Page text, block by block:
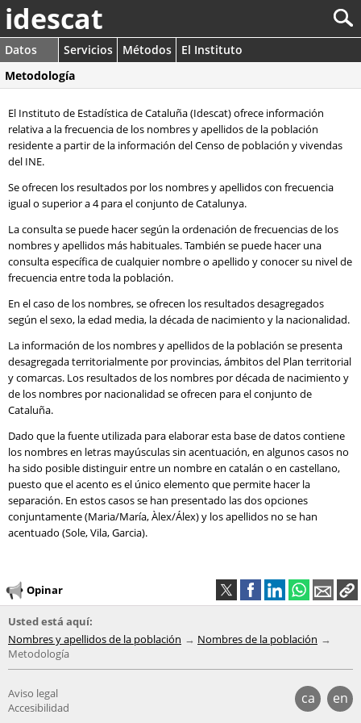
idescat
Datos Servicios Métodos
El Instituto
Metodología
El Instituto de Estadística de Cataluña (Idescat) ofrece información
relativa a la frecuencia de los nombres y apellidos de la población
residente a partir de la información del Censo de población y vivendas
del INE.
Se ofrecen los resultados por los nombres y apellidos con frecuencia
igual o superior a 4 para el conjunto de Catalunya.
La consulta se puede hacer según la ordenación de frecuencias de los
nombres y apellidos más habituales. También se puede hacer una
consulta específica de cualquier nombre o apellido y conocer su nivel de
frecuencia entre toda la población.
En el caso de los nombres, se ofrecen los resultados desagregados
según el sexo, la edad media, la década de nacimiento y la nacionalidad.
La información de los nombres y apellidos de la población se presenta
desagregada territorialmente por provincias, ámbitos del Plan territorial
y comarcas. Los resultados de los nombres por década de nacimiento y
de los nombres por nacionalidad se ofrecen para el conjunto de
Cataluña.
Dado que la fuente utilizada para elaborar esta base de datos contiene
los nombres en letras mayúsculas sin acentuación, en algunos casos no
ha sido posible distinguir entre un nombre en catalán o en castellano,
puesto que el acento es el único elemento que permite hacer la
separación. En estos casos se han presentado las dos opciones
conjuntamente (Maria/María, Àlex/Álex) y los apellidos no se han
acentuado (Sole, Vila, Garcia).
Opinar
Usted está aquí:
Nombres y apellidos de la población
Nombres de la población
Metodología
ca en
Aviso legal
Accesibilidad